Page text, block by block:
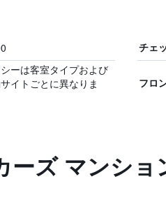
チェ
ーは客室タイプおよび
イトごとに異なりま
フロ
ーズ マンシ